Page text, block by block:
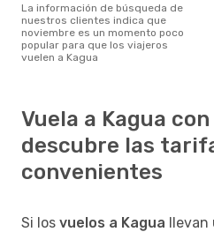
La información de búsqueda de
nuestros clientes indica que
noviembre es un momento poco
popular para que los viajeros
vuelen a Kagua
Vuela a Kagua
descubre las
convenientes
Si los vuelos a Kagua llevan